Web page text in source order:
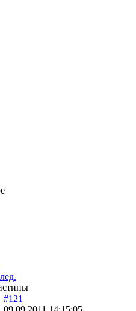
#121